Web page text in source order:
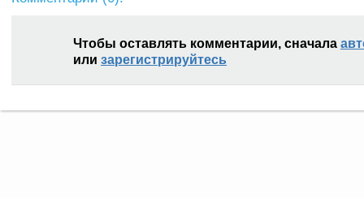
Чтобы оставлять комментарии, сначала
или зарегистрируйтесь